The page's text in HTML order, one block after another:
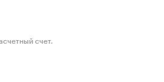
счет.